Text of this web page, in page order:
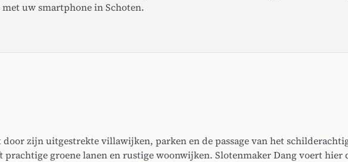
uw smartphone in Schoten.
zijn uitgestrekte villawijken, parken en de passage van het
prachtige groene lanen en rustige woonwijken. Slotenmaker Dang voert hier